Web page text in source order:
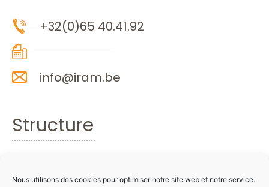
Nous utilisons des cookies pour optimiser notre site web et notre service.
+32(0)65 40.41.92
info@iram.be
Structure
Formations